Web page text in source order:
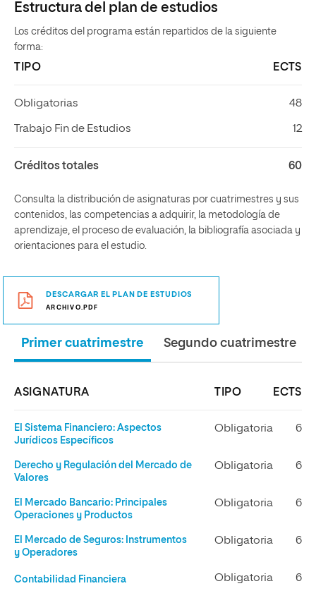
Estructura del plan de estudios
Los créditos del programa están repartidos de la siguiente
forma:
TIPO ECTS
Obligatorias 48
Trabajo Fin de Estudios 12
Créditos totales 60
Consulta la distribución de asignaturas por cuatrimestres y sus
contenidos, las competencias a adquirir, la metodología de
aprendizaje, el proceso de evaluación, la bibliografía asociada y
orientaciones para el estudio.
DESCARGAR EL PLAN DE ESTUDIOS
ARCHIVO.PDF
Primer cuatrimestre Segundo cuatrimestre
ASIGNATURA TIPO ECTS
El Sistema Financiero: Aspectos
Jurídicos Específicos
Obligatoria 6
Derecho y Regulación del Mercado de
Valores
Obligatoria 6
El Mercado Bancario: Principales
Operaciones y Productos
Obligatoria 6
El Mercado de Seguros: Instrumentos
y Operadores
Obligatoria 6
Contabilidad Financiera Obligatoria 6